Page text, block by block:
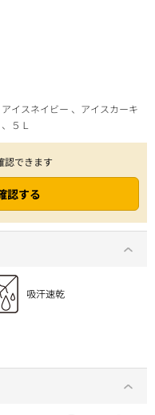
イスネイビー 、アイスカーキ
５Ｌ
認できます
認する